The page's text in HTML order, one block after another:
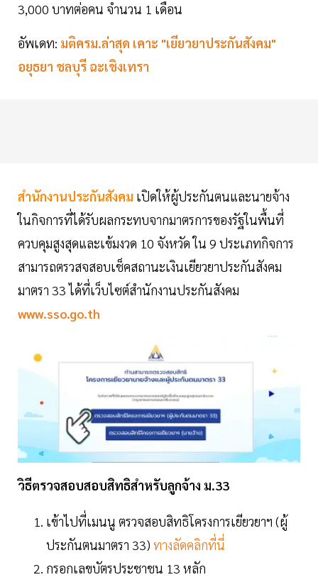
3,000 บาทต่อคน จำนวน 1 เดือน
อัพเดท: มติครม.ล่าสุด เคาะ "เยียวยาประกันสังคม"
อยุธยา ชลบุรี ฉะเชิงเทรา
สำนักงานประกันสังคม เปิดให้ผู้ประกันตนและนายจ้าง
ในกิจการที่ได้รับผลกระทบจากมาตรการของรัฐในพื้นที่
ควบคุมสูงสุดและเข้มงวด 10 จังหวัด ใน 9 ประเภทกิจการ
สามารถตรวสจสอบเช็คสถานะเงินเยียวยาประกันสังคม
มาตรา 33 ได้ที่เว็บไซต์สำนักงานประกันสังคม
www.sso.go.th
วิธีตรวจสอบสอบสิทธิสำหรับลูกจ้าง ม.33
เข้าไปที่เมนนู ตรวจสอบสิทธิโครงการเยียวยาฯ (ผู้
ประกันตนมาตรา 33) ทางลัดคลิกที่นี่
กรอกเลขบัตรประชาชน 13 หลัก